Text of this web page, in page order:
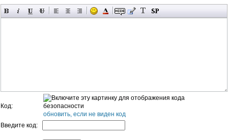
Код:
обновить, если не виден код
Введите код: